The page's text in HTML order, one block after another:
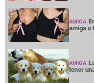
AMIGA
amiga o
AMIGA
tener